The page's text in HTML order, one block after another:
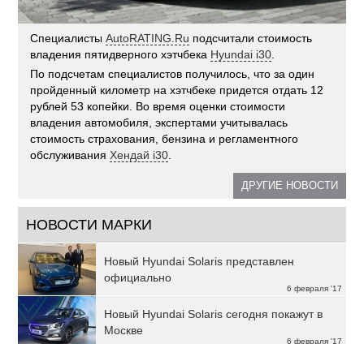
СпециалистыAutoRATING.Ru подсчитали стоимость
владения пятидверного хэтчбека Hyundai i30
По подсчетам специалистов получилось, что за один
пройденный километр на хэтчбеке придется отдать 12
рублей 53 копейки. Во время оценки стоимости
владения автомобиля, экспертами учитывалась
стоимость страхования, бензина и регламентного
обслуживания Хендай i30
ДРУГИЕ НОВОСТИ
НОВОСТИ МАРКИ
6 февраля '17
Новый Hyundai Solaris представлен
официально
6 февраля '17
Новый Hyundai Solaris сегодня покажут в
Москве